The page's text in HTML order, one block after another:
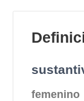
femenino